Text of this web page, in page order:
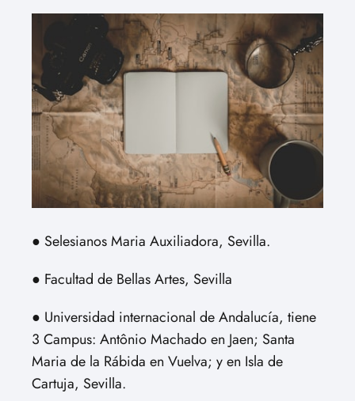
● Selesianos Maria Auxiliadora, Sevilla.
● Facultad de Bellas Artes, Sevilla
● Universidad internacional de Andalucía, tiene
3 Campus: Antônio Machado en Jaen; Santa
Maria de la Rábida en Vuelva; y en Isla de
Cartuja, Sevilla.